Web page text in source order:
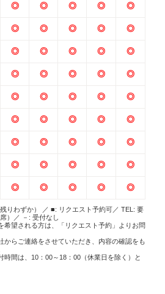
◎ ◎ ◎ ◎ ◎
◎ ◎ ◎ ◎ ◎
◎ ◎ ◎ ◎ ◎
◎ ◎ ◎ ◎ ◎
◎ ◎ ◎ ◎ ◎
◎ ◎ ◎ ◎ ◎
◎ ◎ ◎ ◎ ◎
◎ ◎ ◎ ◎ ◎
◎ ◎ ◎ ◎ ◎
りわずか） ／ ■: リクエスト予約可／ TEL: 要
）／ －: 受付なし
望される方は、「リクエスト予約」よりお問
らご連絡をさせていただき、内容の確認をも
間は、10：00～18：00（休業日を除く）と